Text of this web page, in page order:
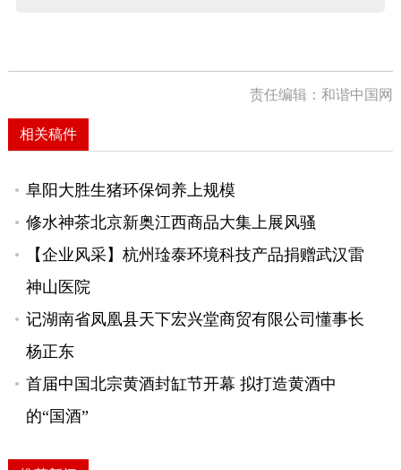
责任编辑：和谐中国网
相关稿件
阜阳大胜生猪环保饲养上规模
修水神茶北京新奥江西商品大集上展风骚
【企业风采】杭州琻泰环境科技产品捐赠武汉雷
神山医院
记湖南省凤凰县天下宏兴堂商贸有限公司懂事长
杨正东
首届中国北宗黄酒封缸节开幕 拟打造黄酒中
的“国酒”